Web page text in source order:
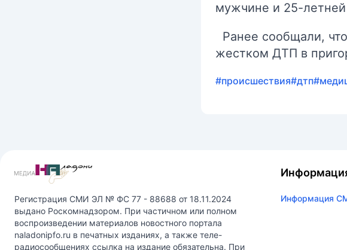
мужчине и 25-
Ранее сообщали, что
жестком ДТП в
#происшествия#дтп
Регистрация СМИ ЭЛ № ФС 77 - 88688 от 18.11.2024
выдано Роскомнадзором. При частичном или полном
воспроизведении материалов новостного портала
naladonipfo.ru в печатных изданиях, а также теле-
радиосообщениях ссылка на издание обязательна. При
Информация